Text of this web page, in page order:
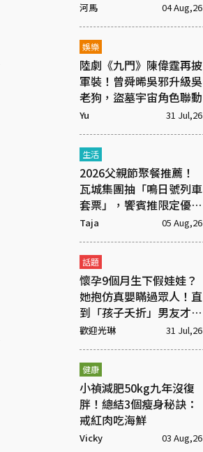
河馬 04 Aug,26
娛樂
陸劇《九門》陳偉霆再披
軍裝！曾舜晞吳邪升級吳
老狗，盜墓宇宙角色聯動
Yu 31 Jul,26
生活
2026父親節聚餐推薦！
瓦城集團抽「鳴日號列車
套票」，饗賓推限定優惠
一次看
Taja 05 Aug,26
話題
懷孕9個月生下假娃娃？
她抱仿真嬰瞞過眾人！直
到「孩子夭折」男友才知
受騙
歡迎光琳 31 Jul,26
健康
小禎減肥50kg九年沒復
胖！總結3個瘦身秘訣：
戒紅肉吃海鮮
Vicky 03 Aug,26